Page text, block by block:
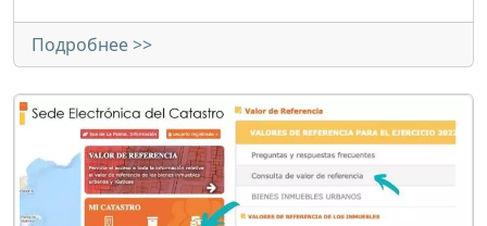
Подробнее >>